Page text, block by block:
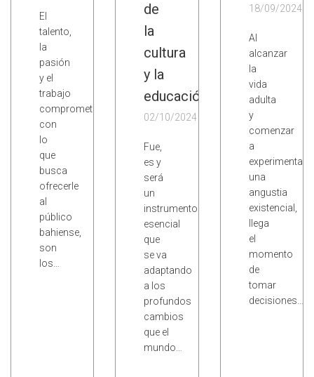
El
talento,
la
pasión
y el
trabajo
comprometido
con
lo
que
busca
ofrecerle
al
público
bahiense,
son
los…
de
la
cultura
y la
educación
02/10/2024
Fue,
es y
será
un
instrumento
esencial
que
se va
adaptando
a los
profundos
cambios
que el
mundo…
18/09/2024
Al
alcanzar
la
vida
adulta
y
comenzar
a
experimentar
una
angustia
existencial,
llega
el
momento
de
tomar
decisiones…